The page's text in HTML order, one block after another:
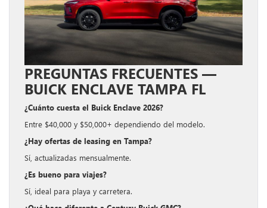
PREGUNTAS FRECUENTES —
BUICK ENCLAVE TAMPA FL
¿Cuánto cuesta el Buick Enclave 2026?
Entre $40,000 y $50,000+ dependiendo del modelo.
¿Hay ofertas de leasing en Tampa?
Sí, actualizadas mensualmente.
¿Es bueno para viajes?
Sí, ideal para playa y carretera.